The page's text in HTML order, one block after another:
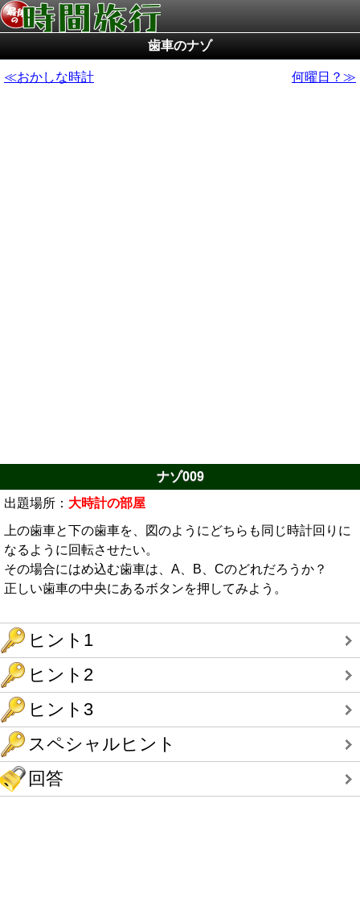
歯車のナゾ
おかしな時計 何曜日？
ナゾ009
出題場所： 大時計の部屋
上の歯車と下の歯車を、図のようにどちらも同じ時計回りに
なるように回転させたい。
その場合にはめ込む歯車は、A、B、Cのどれだろうか？
正しい歯車の中央にあるボタンを押してみよう。
ヒント1
ヒント2
ヒント3
スペシャルヒント
回答